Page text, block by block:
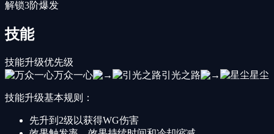
解锁3阶爆发
技能
技能升级优先级
万众一心 引光之路 星尘
技能升级基本规则：
先升到2级以获得WG伤害